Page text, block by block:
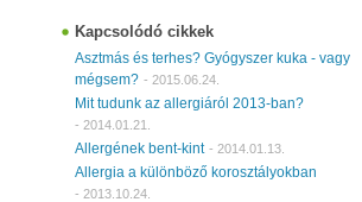
Kapcsolódó cikkek
Asztmás és terhes? Gyógyszer kuka - vagy
mégsem? - 2015.06.24.
Mit tudunk az allergiáról 2013-ban?
- 2014.01.21.
Allergének bent-kint - 2014.01.13.
Allergia a különböző korosztályokban
- 2013.10.24.